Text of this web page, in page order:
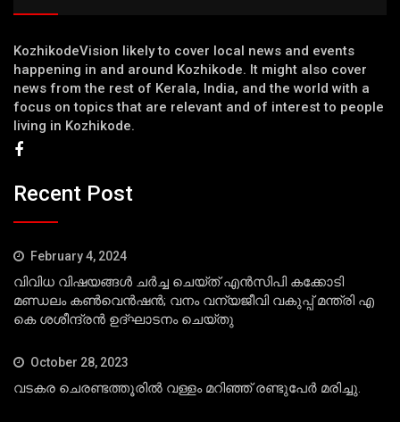
KozhikodeVision likely to cover local news and events
happening in and around Kozhikode. It might also cover
news from the rest of Kerala, India, and the world with a
focus on topics that are relevant and of interest to people
living in Kozhikode.
Recent Post
February 4, 2024
വിവിധ വിഷയങ്ങള്‍ ചര്‍ച്ച ചെയ്ത് എന്‍സിപി കക്കോടി
മണ്ഡലം കണ്‍വെന്‍ഷന്‍; വനം വന്യജീവി വകുപ്പ് മന്ത്രി എ
കെ ശശീന്ദ്രന്‍ ഉദ്ഘാടനം ചെയ്തു
October 28, 2023
വടകര ചെരണ്ടത്തൂരില്‍ വള്ളം മറിഞ്ഞ് രണ്ടുപേര്‍ മരിച്ചു.